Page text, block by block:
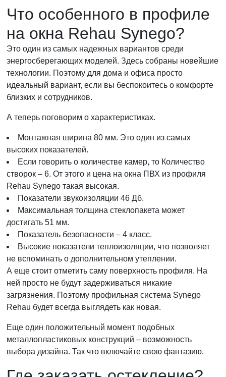
Что особенного в профиле
на окна Rehau Synego?
Это один из самых надежных вариантов среди
энергосберегающих моделей. Здесь собраны новейшие
технологии. Поэтому для дома и офиса просто
идеальный вариант, если вы беспокоитесь о комфорте
близких и сотрудников.
А теперь поговорим о характеристиках.
Монтажная ширина 80 мм. Это один из самых
высоких показателей.
Если говорить о количестве камер, то Количество
створок – 6. От этого и цена на окна ПВХ из профиля
Rehau Synego такая высокая.
Показатели звукоизоляции 46 Дб.
Максимальная толщина стеклопакета может
достигать 51 мм.
Показатель безопасности – 4 класс.
Высокие показатели теплоизоляции, что позволяет
не вспоминать о дополнительном утеплении.
А еще стоит отметить саму поверхность профиля. На
ней просто не будут задерживаться никакие
загрязнения. Поэтому профильная система Synego
Rehau будет всегда выглядеть как новая.
Еще один положительный момент подобных
металлопластиковых конструкций – возможность
выбора дизайна. Так что включайте свою фантазию.